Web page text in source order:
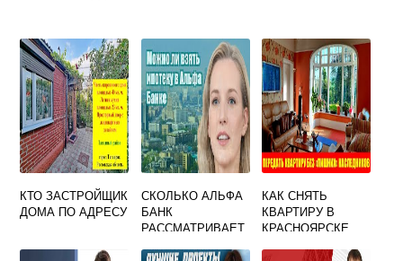
КТО ЗАСТРОЙЩИК
ДОМА ПО АДРЕСУ
СКОЛЬКО АЛЬФА
БАНК
РАССМАТРИВАЕТ
КАК СНЯТЬ
КВАРТИРУ В
КРАСНОЯРСКЕ